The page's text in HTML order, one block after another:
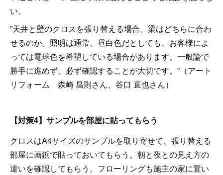
い。
”天井と壁のクロスを張り替える場合、梁はどちらに合わ
せるのか。照明は通常、昼白色だとしても、お客様によ
っては電球色を希望している場合があります。一般論で
勝手に進めず、必ず確認することが大切です。”（アート
リフォーム 森崎 昌則さん、谷口 直也さん）
【対策4】サンプルを部屋に貼ってもらう
クロスはA4サイズのサンプルを取り寄せて、張り替える
部屋に画鋲で貼っておいてもらう。朝と夜との見え方の
違いを確認してもらう。フローリングも施主の家に置い